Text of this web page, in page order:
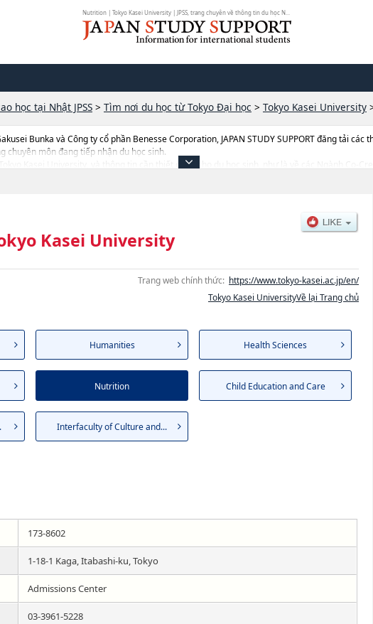
Nutrition | Tokyo Kasei University | JPSS, trang chuyên về thông tin du học N...
học tại Nhật JPSS > Tìm nơi du học từ Tokyo Đại học > Tokyo Kasei University
Bunka và Công ty cổ phần Benesse Corporation, JAPAN STUDY SUPPORT đăng tải
chuyên môn đang tiếp nhận du học sinh.
Kasei University, và thông tin cần thiết dành cho du học sinh, như là về các Ngành Co-
Kasei University
Trang web chính thức: https://www.tokyo-kasei.ac.jp/en/
Tokyo Kasei UniversityVề lại Trang chủ
Humanities Health Sciences
Nutrition Child Education and Care
Interfaculty of Culture and...
173-8602
1-18-1 Kaga, Itabashi-ku, Tokyo
Admissions Center
03-3961-5228